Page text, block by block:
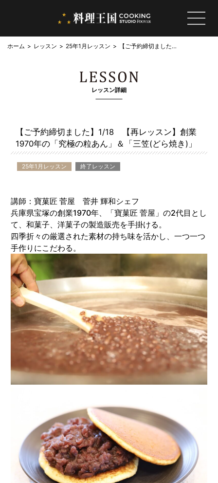
ホーム レッスン 25年1月レッスン
【ご予約締切ました】
の粒あん」＆「三笠
(どら焼き)」
レッスン詳細
【ご予約締切ました】1/18 【再レッスン】創業
1970年の「究極の粒あん」＆「三笠(どら焼き)」
25年1月レッスン 終了レッスン
講師：寶菓匠 菅屋 菅井 輝和シェフ
兵庫県宝塚の創業1970年、「寶菓匠 菅屋」の2代目とし
て、和菓子、洋菓子の製造販売を手掛ける。
四季折々の厳選された素材の持ち味を活かし、一つ一つ
手作りにこだわる。